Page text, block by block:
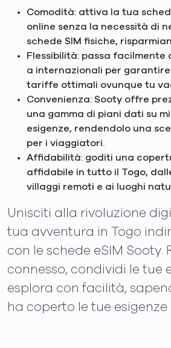
Comodità: attiva la tua
online senza la necessità di
schede SIM fisiche,
Flessibilità: passa facilmente
a internazionali per
tariffe ottimali ovunque tu
Convenienza: Sooty offre
una gamma di piani dati su
esigenze, rendendolo una
per i viaggiatori.
Affidabilità: goditi una
affidabile in tutto il Togo,
villaggi remoti e ai luoghi
Unisciti alla rivoluzione
tua avventura in Togo
con le schede eSIM Sooty.
connesso, condividi le tue
esplora con facilità,
ha coperto le tue